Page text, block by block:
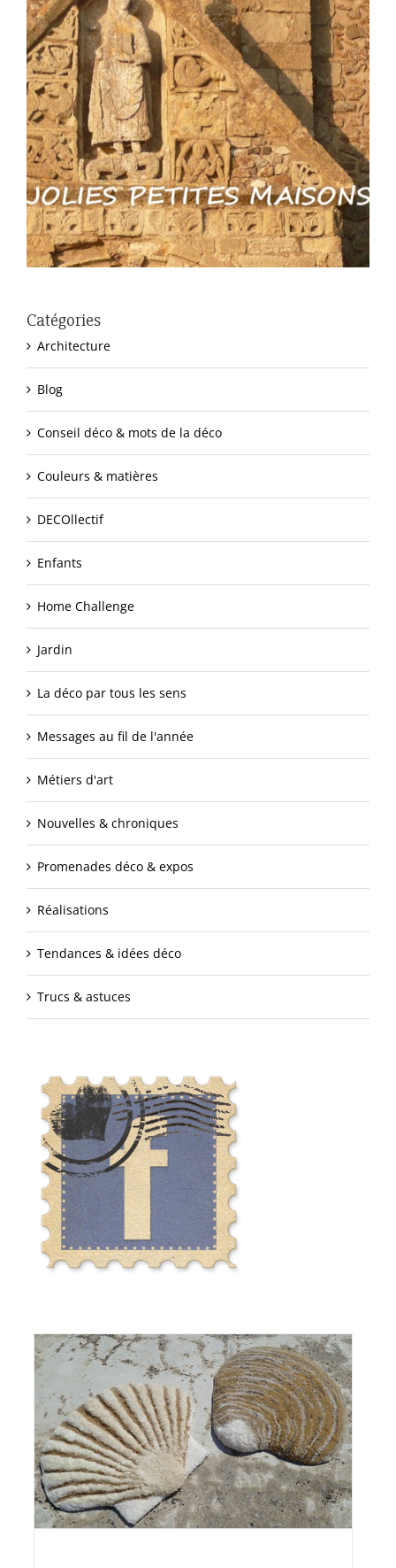
Catégories
Architecture
Blog
Conseil déco & mots de la déco
Couleurs & matières
DECOllectif
Enfants
Home Challenge
Jardin
La déco par tous les sens
Messages au fil de l'année
Métiers d'art
Nouvelles & chroniques
Promenades déco & expos
Réalisations
Tendances & idées déco
Trucs & astuces